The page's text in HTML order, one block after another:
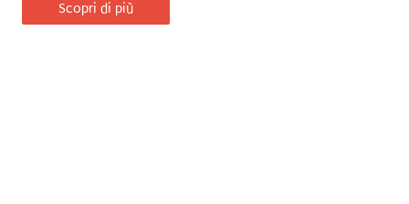
Scopri di più